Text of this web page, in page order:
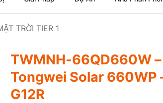
TRỜI TIER 1
TWMNH-66QD660W
Tongwei Solar 660WP
G12R